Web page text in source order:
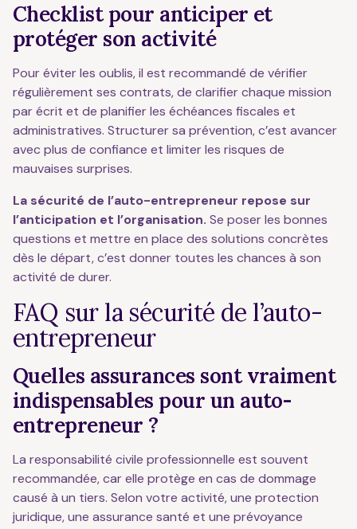
Checklist pour anticiper et
protéger son activité
Pour éviter les oublis, il est recommandé de vérifier
régulièrement ses contrats, de clarifier chaque mission
par écrit et de planifier les échéances fiscales et
administratives. Structurer sa prévention, c’est avancer
avec plus de confiance et limiter les risques de
mauvaises surprises.
La sécurité de l’auto-entrepreneur repose sur
l’anticipation et l’organisation. Se poser les bonnes
questions et mettre en place des solutions concrètes
dès le départ, c’est donner toutes les chances à son
activité de durer.
FAQ sur la sécurité de l’auto-
entrepreneur
Quelles assurances sont vraiment
indispensables pour un auto-
entrepreneur ?
La responsabilité civile professionnelle est souvent
recommandée, car elle protège en cas de dommage
causé à un tiers. Selon votre activité, une protection
juridique, une assurance santé et une prévoyance